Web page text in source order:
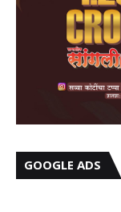
GOOGLE ADS